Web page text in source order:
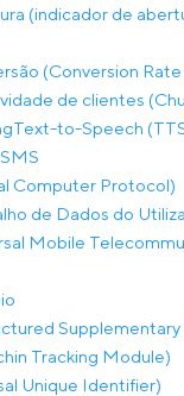
(indicador de
(Conversion
de clientes
Text-to-Speech
Computer Protocol)
de Dados do
Mobile
Tracking Module)
Unique Identifier)